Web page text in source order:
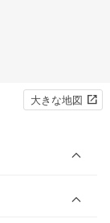
大きな地図